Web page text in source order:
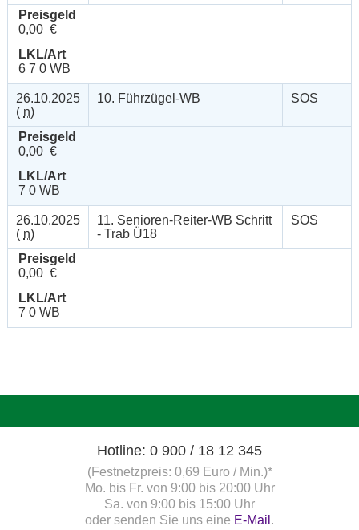
Preisgeld
0,00 €
LKL/Art
6 7 0 WB
26.10.2025
( n)
10. Führzügel-WB SOS
Preisgeld
0,00 €
LKL/Art
7 0 WB
26.10.2025
( n)
11. Senioren-Reiter-WB Schritt
- Trab Ü18
SOS
Preisgeld
0,00 €
LKL/Art
7 0 WB
Hotline: 0 900 / 18 12 345
(Festnetzpreis: 0,69 Euro / Min.)*
Mo. bis Fr. von 9:00 bis 20:00 Uhr
Sa. von 9:00 bis 15:00 Uhr
oder senden Sie uns eine E-Mail .